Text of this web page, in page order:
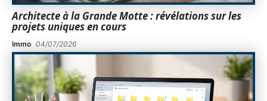
Architecte à la Grande Motte : révélations sur les
projets uniques en cours
Immo 04/07/2026